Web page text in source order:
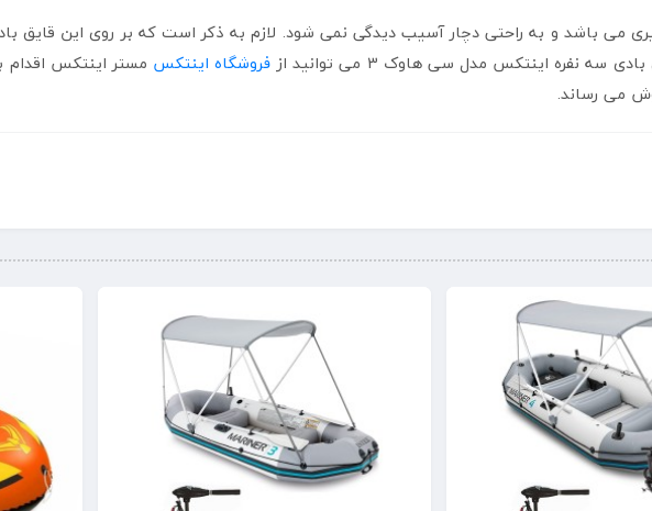
باشد و به راحتی دچار آسیب دیدگی نمی شود. لازم به ذکر است که بر روی این قایق
نفره اینتکس مدل سی هاوک 3 می توانید از فروشگاه اینتکس مستر اینتکس اقدام
می رساند.